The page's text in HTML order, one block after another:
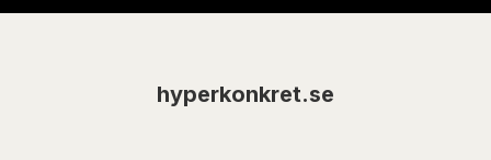
hyperkonkret.se